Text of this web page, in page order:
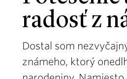
radosť z
Dostal som
známeho, ktorý